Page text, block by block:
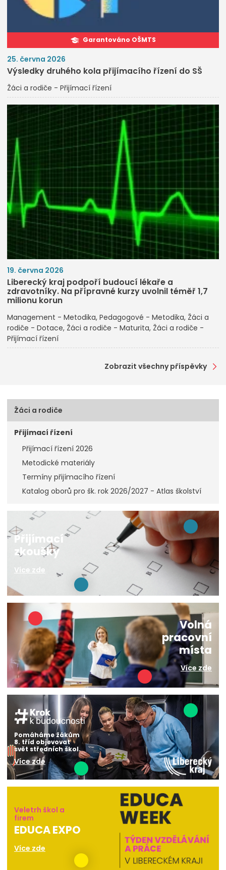
Garantováno OŠMTS
25. června 2026
Výsledky druhého kola přijímacího řízení do SŠ
Žáci a rodiče - Přijímací řízení
19. června 2026
Liberecký kraj podpoří budoucí lékaře a
zdravotníky. Na přípravné kurzy uvolnil téměř 1,7
milionu korun
Management - Metodika Pedagogové - Metodika Žáci a
rodiče - Dotace Žáci a rodiče - Maturita Žáci a rodiče -
Přijímací řízení
Zobrazit všechny příspěvky
Žáci a rodiče
Přijímací řízení
Přijímací řízení 2026
Metodické materiály
Termíny přijímacího řízení
Katalog oborů pro šk. rok 2026/2027 - Atlas školství
Přijímací
zkoušky
Více zde
Volná
pracovní
místa
Více zde
Pomáháme žákům
8. tříd objevovat
svět středních škol.
Více zde
Veletrh škol a
firem
EDUCA EXPO
Více zde